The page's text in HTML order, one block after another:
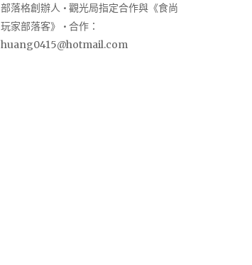
部落格創辦人 • 觀光局指定合作與《食尚
玩家部落客》 • 合作：
huang0415@hotmail.com